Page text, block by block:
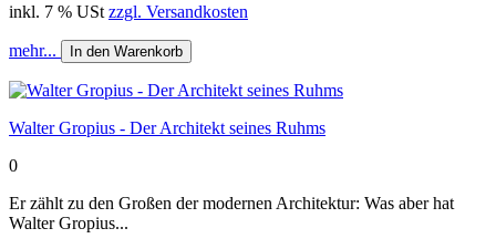
inkl. 7 % USt zzgl. Versandkosten
mehr... In den Warenkorb
Walter Gropius - Der Architekt seines Ruhms
0
Er zählt zu den Großen der modernen Architektur: Was aber hat
Walter Gropius...